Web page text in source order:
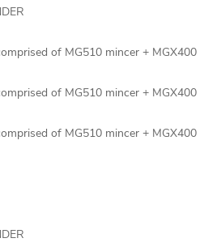
of MG510 mincer + MGX400
of MG510 mincer + MGX400
of MG510 mincer + MGX400